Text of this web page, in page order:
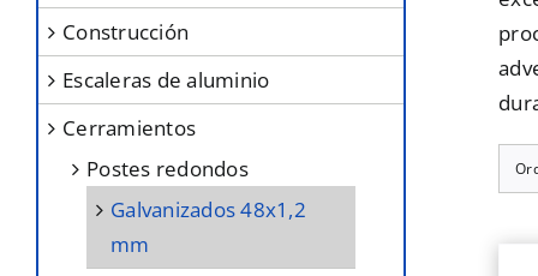
construcción
escaleras de aluminio
cerramientos
postes redondos
galvanizados 48x1,2
mm